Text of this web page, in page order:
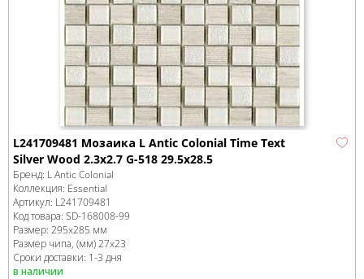
L241709481 Мозаика L Antic Colonial Time Text
Silver Wood 2.3x2.7 G-518 29.5x28.5
Бренд: L Antic Colonial
Коллекция: Essential
Артикул: L241709481
Код товара: SD-168008-99
Размер: 295x285 мм
Размер чипа, (мм)27x23
Сроки доставки: 1-3 дня
в наличии